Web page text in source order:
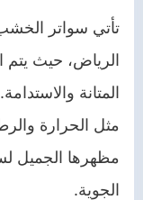
تأتي سواتر
الرياض، حيث يتم
المتانة
مثل الحرارة
مظهرها الجميل
الجوية.